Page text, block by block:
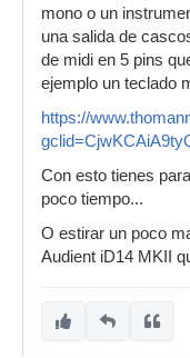
mono o un
una salida de
de midi en 5 pins
ejemplo un teclado
https://
Con esto tienes
poco tiempo...
O estirar un poco
Audient iD14 MKII